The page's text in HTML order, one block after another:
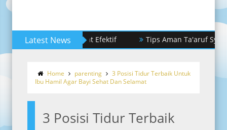
Latest News
Yang Sangat Efektif Tips Aman Ta'aruf Syar'i
Home parenting
3 Posisi Tidur Terbaik Untuk
Ibu Hamil Agar Bayi Sehat Dan Selamat
3 Posisi Tidur Terbaik